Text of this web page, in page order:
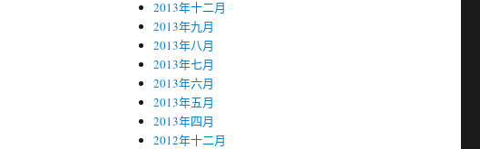
2013年十二月
2013年九月
2013年八月
2013年七月
2013年六月
2013年五月
2013年四月
2012年十二月